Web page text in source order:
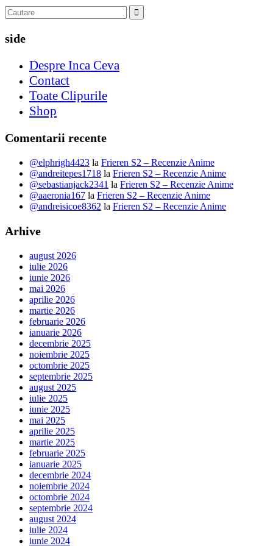
side
Despre Inca Ceva
Contact
Toate Clipurile
Shop
Comentarii recente
@elphrigh4423 la Frieren S2 – Recenzie Anime
@andreitepes1718 la Frieren S2 – Recenzie Anime
@sebastianjack2341 la Frieren S2 – Recenzie Anime
@aaeronia167 la Frieren S2 – Recenzie Anime
@andreisicoe8362 la Frieren S2 – Recenzie Anime
Arhive
august 2026
iulie 2026
iunie 2026
mai 2026
aprilie 2026
martie 2026
februarie 2026
ianuarie 2026
decembrie 2025
noiembrie 2025
octombrie 2025
septembrie 2025
august 2025
iulie 2025
iunie 2025
mai 2025
aprilie 2025
martie 2025
februarie 2025
ianuarie 2025
decembrie 2024
noiembrie 2024
octombrie 2024
septembrie 2024
august 2024
iulie 2024
iunie 2024